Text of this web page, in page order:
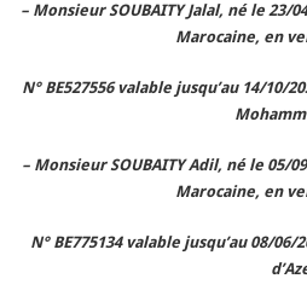
– Monsieur SOUBAITY Jalal, né le 23/
Marocaine, en
N° BE527556 valable jusqu’au 14/10/
– Monsieur SOUBAITY Adil, né le 05/
Marocaine, en
N° BE775134 valable jusqu’au 08/